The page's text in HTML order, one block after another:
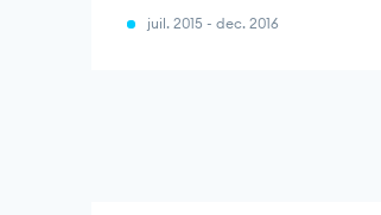
juil. 2015 - dec. 2016